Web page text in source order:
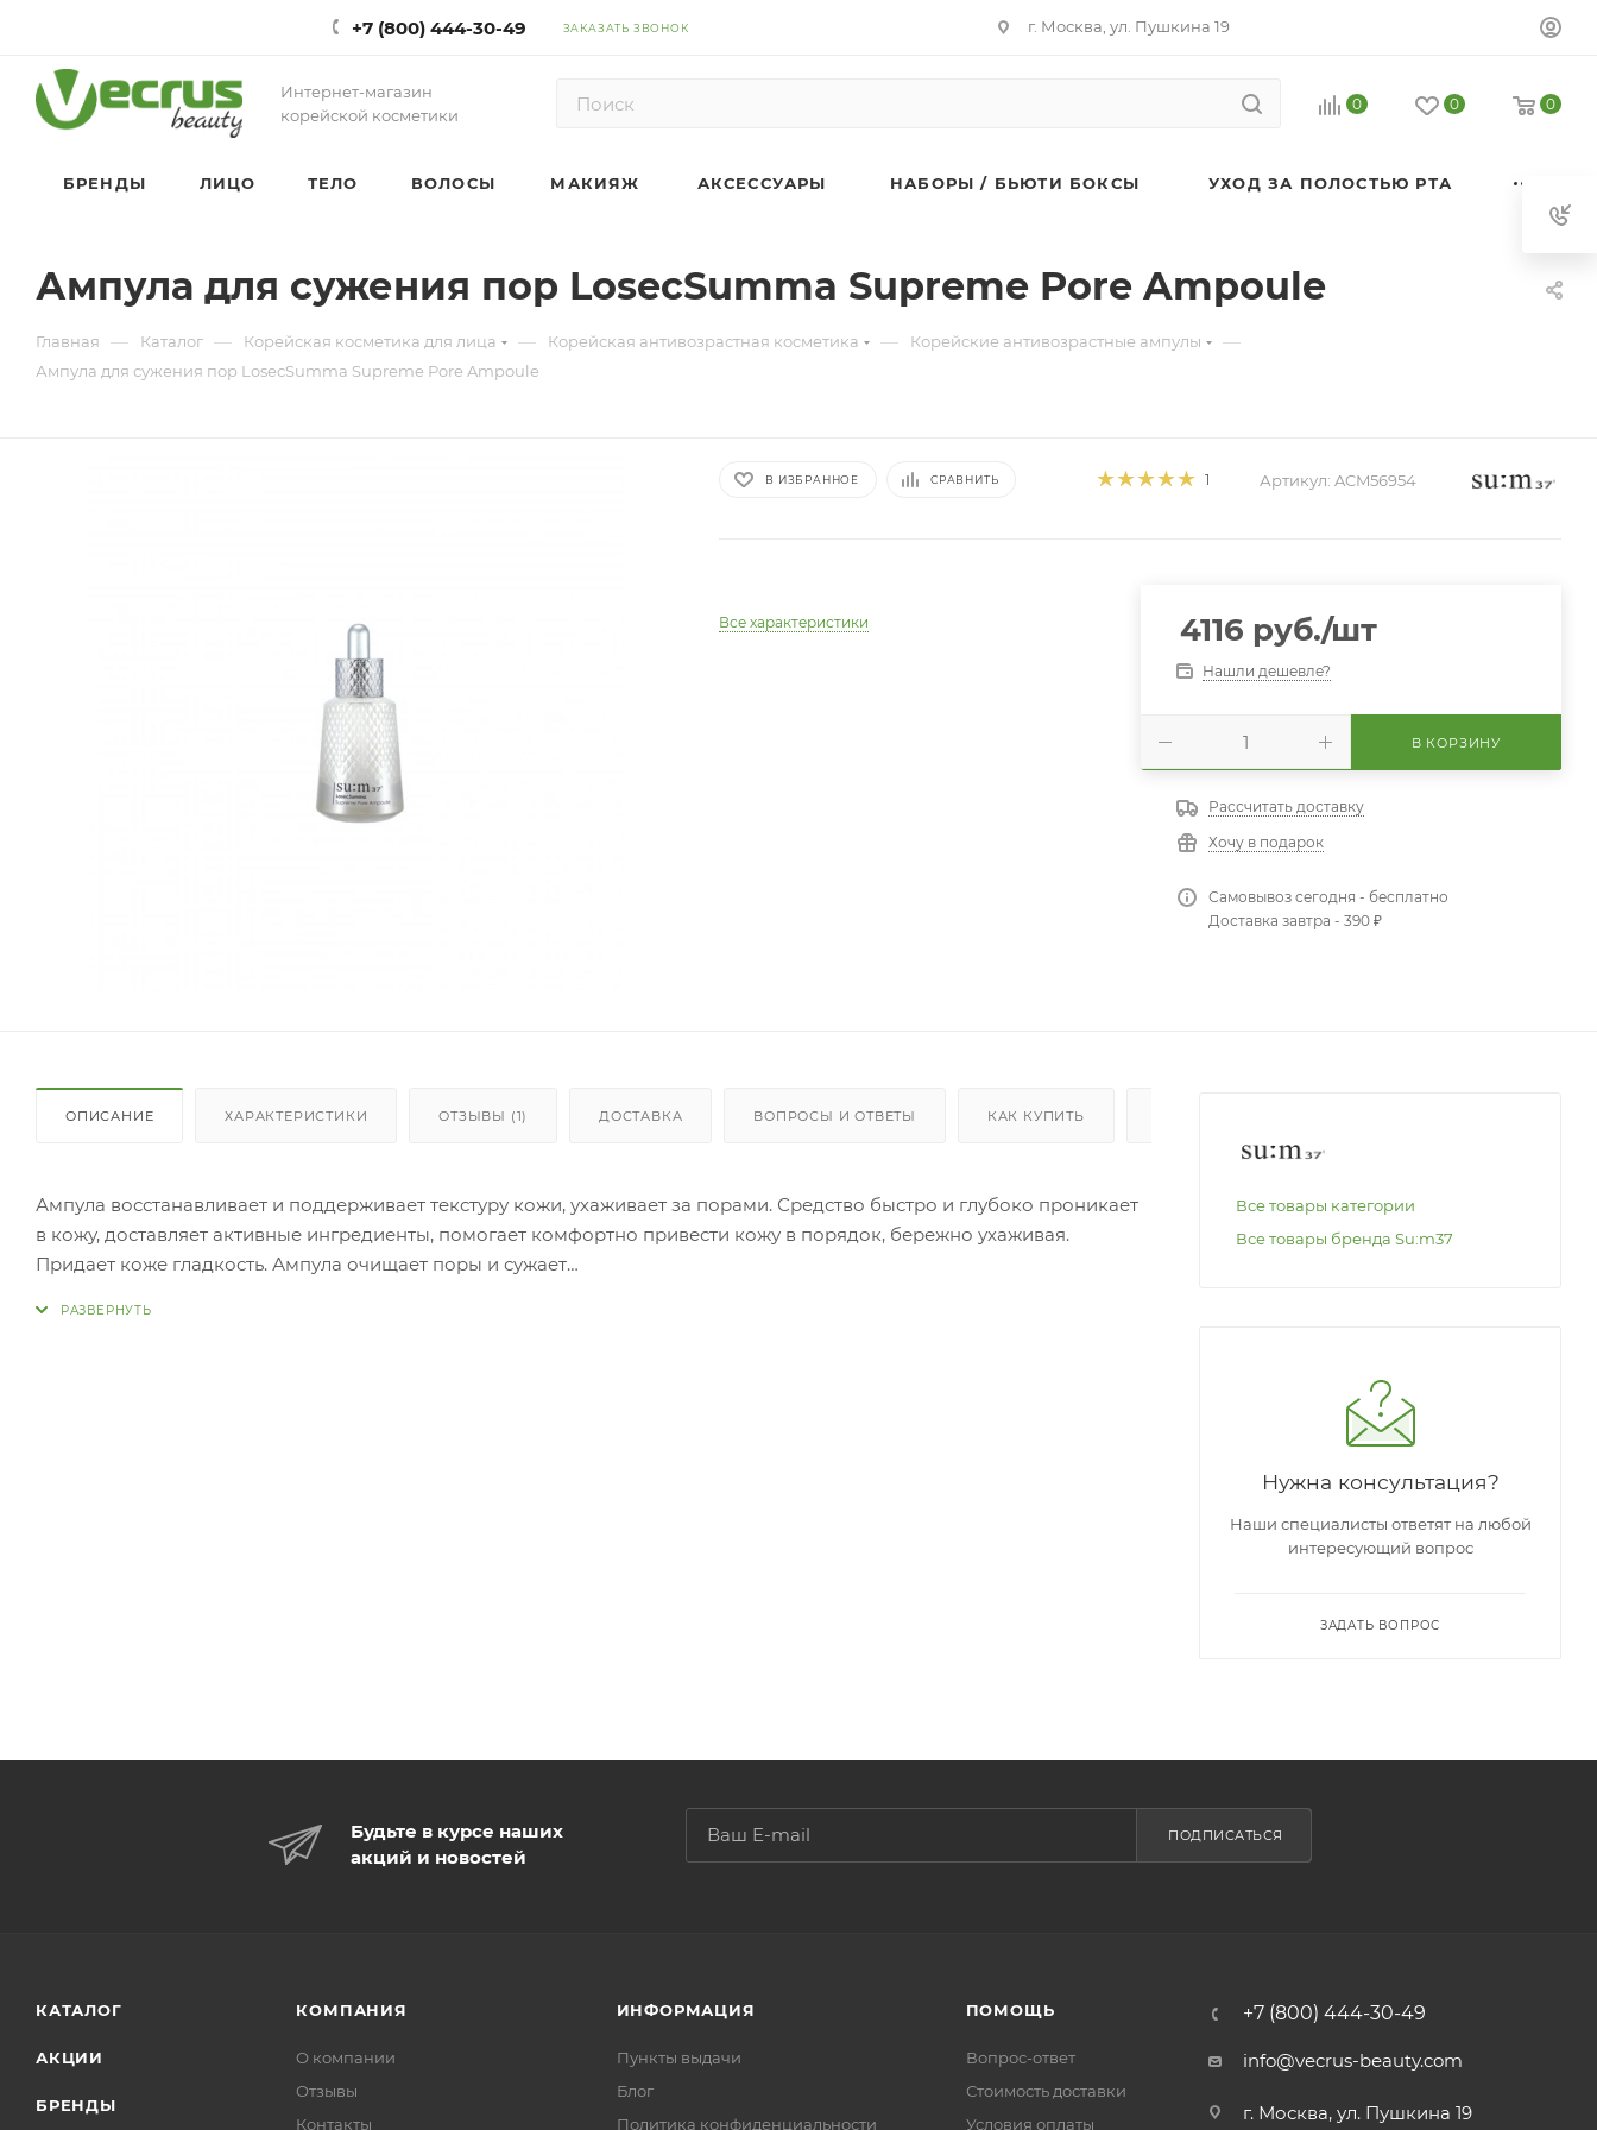
+7 (800) 444-30-49 ЗАКАЗАТЬ ЗВОНОК г. Москва, ул. Пушкина 19
Интернет-магазин
корейской косметики
0 0 0
БРЕНДЫ ЛИЦО ТЕЛО ВОЛОСЫ МАКИЯЖ АКСЕССУАРЫ НАБОРЫ / БЬЮТИ БОКСЫ УХОД ЗА ПОЛОСТЬЮ РТА
Ампула для сужения пор LosecSumma Supreme Pore Ampoule
Главная — Каталог — Корейская косметика для лица — Корейская антивозрастная косметика — Корейские антивозрастные ампулы —
Ампула для сужения пор LosecSumma Supreme Pore Ampoule
В ИЗБРАННОЕ СРАВНИТЬ 1 Артикул: ACM56954
Все характеристики 4116 руб./шт
Нашли дешевле?
В КОРЗИНУ
Рассчитать доставку
Хочу в подарок
Самовывоз сегодня - бесплатно
Доставка завтра - 390 ₽
ОПИСАНИЕ ХАРАКТЕРИСТИКИ ОТЗЫВЫ (1) ДОСТАВКА ВОПРОСЫ И ОТВЕТЫ КАК КУПИТЬ
Ампула восстанавливает и поддерживает текстуру кожи, ухаживает за порами. Средство быстро и глубоко проникает
в кожу, доставляет активные ингредиенты, помогает комфортно привести кожу в порядок, бережно ухаживая.
Придает коже гладкость. Ампула очищает поры и сужает
Все товары категории
Все товары бренда Su:m37
Нужна консультация?
Наши специалисты ответят на любой
интересующий вопрос
ЗАДАТЬ ВОПРОС
Будьте в курсе наших
акций и новостей
ПОДПИСАТЬСЯ
КАТАЛОГ
АКЦИИ
БРЕНДЫ
КОМПАНИЯ
О компании
Отзывы
Контакты
ИНФОРМАЦИЯ
Пункты выдачи
Блог
Политика конфиденциальности
ПОМОЩЬ
Вопрос-ответ
Стоимость доставки
Условия оплаты
+7 (800) 444-30-49
info@vecrus-beauty.com
г. Москва, ул. Пушкина 19